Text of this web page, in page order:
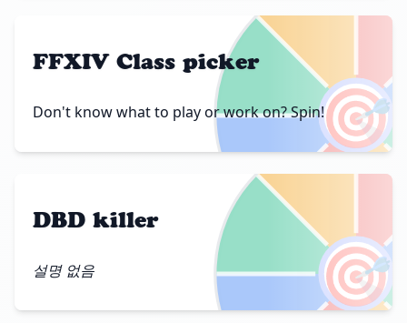
🎯
FFXIV Class picker
Don't know what to play or work on? Spin!
🎯
DBD killer
설명 없음